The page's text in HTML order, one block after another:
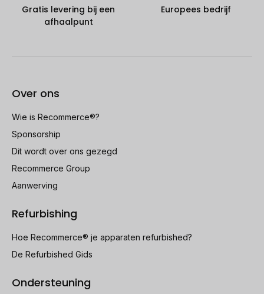
Gratis levering bij een
afhaalpunt
Europees bedrijf
Over ons
Wie is Recommerce®?
Sponsorship
Dit wordt over ons gezegd
Recommerce Group
Aanwerving
Refurbishing
Hoe Recommerce® je apparaten refurbished?
De Refurbished Gids
Ondersteuning